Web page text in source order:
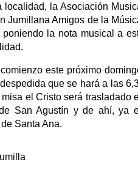
localidad, la Asociación
Jumillana Amigos de la
la nota musical a
este próximo
que se hará a las
el Cristo será trasladado
San Agustín y de ahí, ya
Santa Ana.